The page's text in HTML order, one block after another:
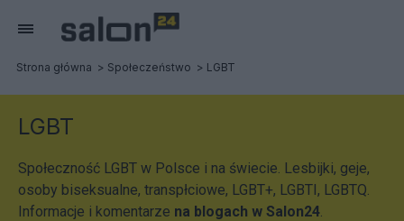
Strona główna Społeczeństwo LGBT
LGBT
Społeczność LGBT w Polsce i na świecie. Lesbijki, geje,
osoby biseksualne, transpłciowe, LGBT+, LGBTI, LGBTQ.
Informacje i komentarze na blogach w Salon24.